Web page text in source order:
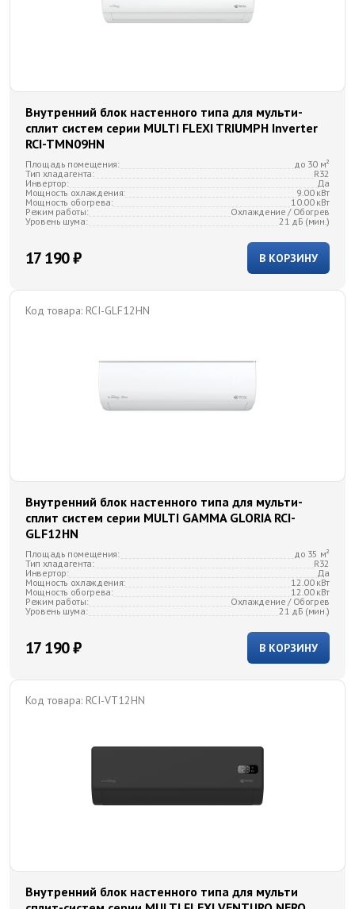
Внутренний блок настенного типа для мульти-
сплит систем серии MULTI FLEXI TRIUMPH Inverter
RCI-TMN09HN
Площадь помещения:
до 30 м²
Тип хладагента:
R32
Инвертор:
Да
Мощность охлаждения:
9.00 кВт
Мощность обогрева:
10.00 кВт
Режим работы:
Охлаждение / Обогрев
Уровень шума:
21 дБ (мин.)
В КОРЗИНУ
17 190 ₽
Код товара: RCI-GLF12HN
Внутренний блок настенного типа для мульти-
сплит систем серии MULTI GAMMA GLORIA RCI-
GLF12HN
Площадь помещения:
до 35 м²
Тип хладагента:
R32
Инвертор:
Да
Мощность охлаждения:
12.00 кВт
Мощность обогрева:
12.00 кВт
Режим работы:
Охлаждение / Обогрев
Уровень шума:
21 дБ (мин.)
В КОРЗИНУ
17 190 ₽
Код товара: RCI-VT12HN
Внутренний блок настенного типа для мульти